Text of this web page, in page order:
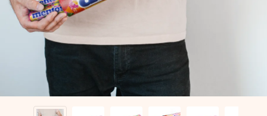
un mensaje que llegue al corazón. Sin complicaciones, solo
todo el amor para el momento.